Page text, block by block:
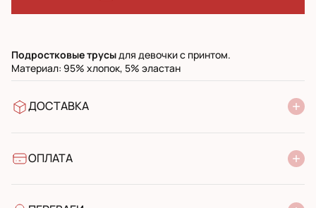
Подростковыетрусыдля девочки с принтом.
Материал: 95% хлопок, 5% эластан
ДОСТАВКА
УкрПошта стандарт
ОПЛАТА
Банківський переказ